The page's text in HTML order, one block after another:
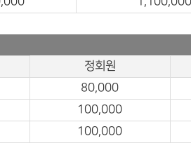
정회원
80,000
100,000
100,000